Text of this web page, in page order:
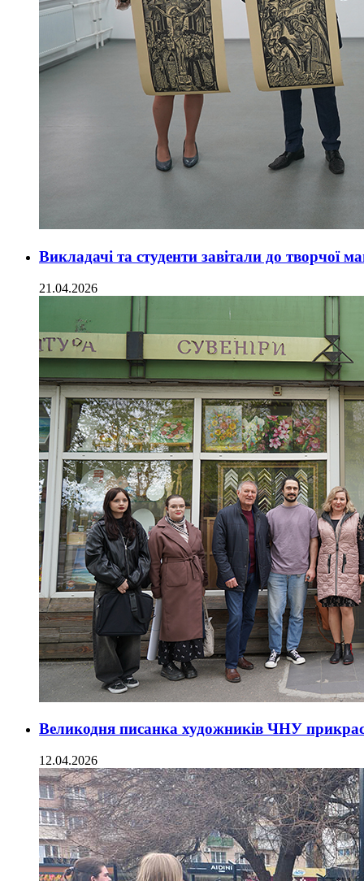
Викладачі та студенти завітали до творчої
21.04.2026
Великодня писанка художників ЧНУ
12.04.2026